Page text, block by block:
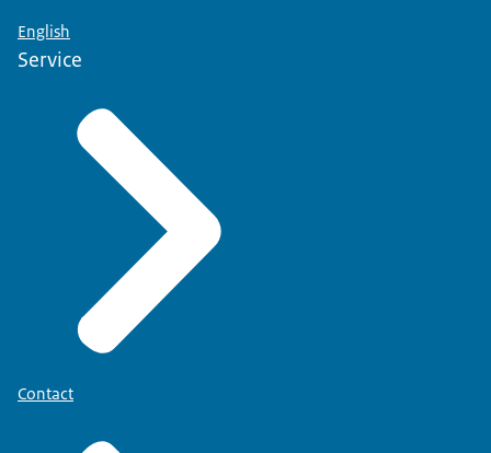
English
Service
Contact